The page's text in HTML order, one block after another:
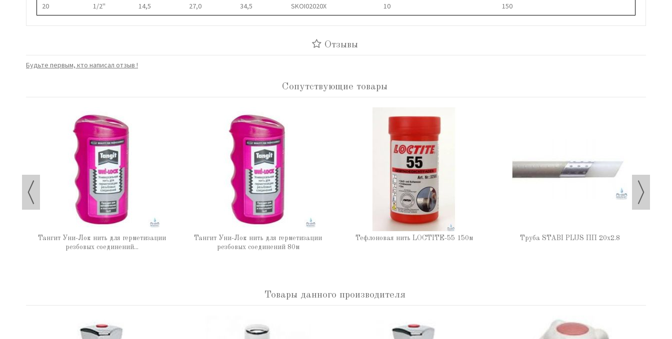
20
1/2'' 14,5 27,0 34,5 SKOI02020X 10 150
Отзывы
Будьте первым, кто написал отзыв !
Сопутствующие товары
Тангит Уни-Лок нить для герметизации
резбовых соединений...
Тангит Уни-Лок нить для герметизации
резбовых соединений 80м
Тефлоновая нить LOCTITE-55 150м Труба STABI PLUS ПП 20х2.8
Товары данного производителя